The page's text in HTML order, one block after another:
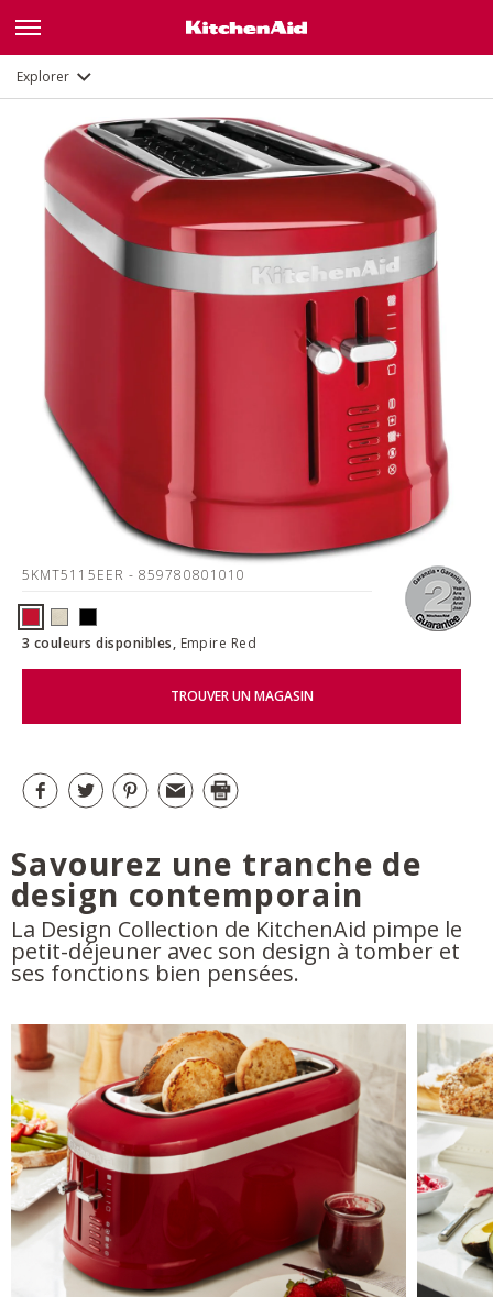
Explorer
5KMT5115EER - 859780801010
3 couleurs disponibles, Empire Red
TROUVER UN MAGASIN
Savourez une tranche de
design contemporain
La Design Collection de KitchenAid pimpe le
petit-déjeuner avec son design à tomber et
ses fonctions bien pensées.